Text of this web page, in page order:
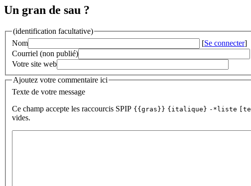
Un gran de sau ?
(identification facultative)
Nom
[Se connecter]
Courriel (non publié)
Votre site web
Ajoutez votre commentaire ici
Texte de votre message
Ce champ accepte les raccourcis SPIP {{gras}} {italique} -*liste
vides.